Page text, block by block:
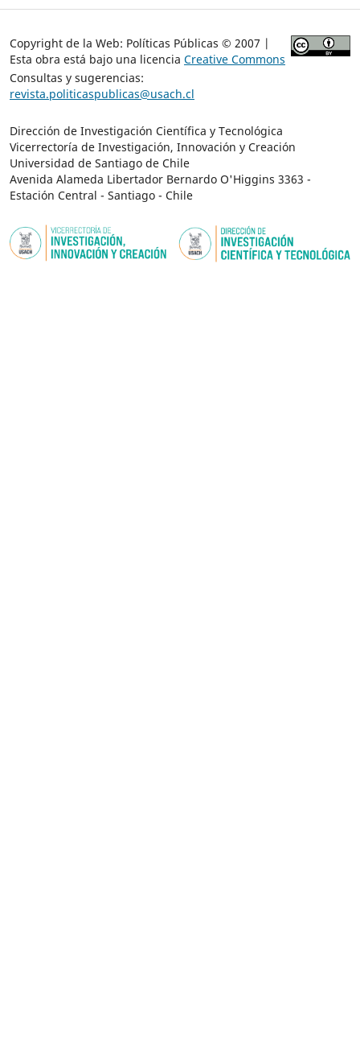
Copyright de la Web: Políticas Públicas © 2007 |
Esta obra está bajo una licencia Creative Commons
Consultas y sugerencias:
revista.politicaspublicas@usach.cl
Dirección de Investigación Científica y Tecnológica
Vicerrectoría de Investigación, Innovación y Creación
Universidad de Santiago de Chile
Avenida Alameda Libertador Bernardo O'Higgins 3363 -
Estación Central - Santiago - Chile